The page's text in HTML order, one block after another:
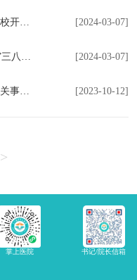
我院妇联走进陕州区菜园乡中心学校开展女性健康知识讲座 [2024-03-07]
我院开展“情暖半边天 巾帼绽风采”三八妇女节趣味活动 [2024-03-07]
三门峡市中心医院成立全市首家机关事业单位妇联 [2023-10-12]
>
掌上医院 书记/院长信箱